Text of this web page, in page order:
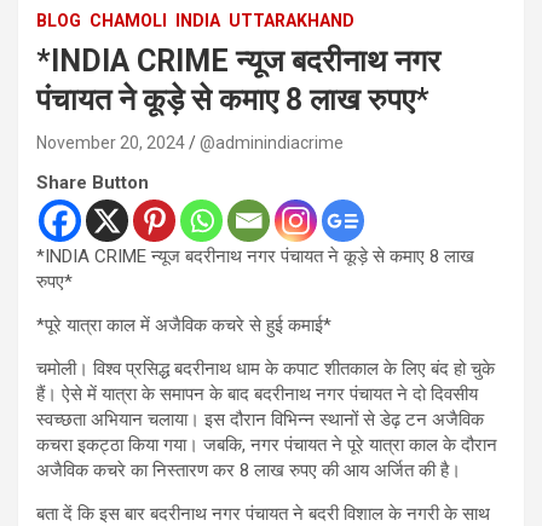
BLOG CHAMOLI INDIA UTTARAKHAND
*INDIA CRIME न्यूज बदरीनाथ नगर
पंचायत ने कूड़े से कमाए 8 लाख रुपए*
November 20, 2024 @adminindiacrime
Share Button
*INDIA CRIME न्यूज बदरीनाथ नगर पंचायत ने कूड़े से कमाए 8 लाख
रुपए*
*पूरे यात्रा काल में अजैविक कचरे से हुई कमाई*
चमोली। विश्व प्रसिद्ध बदरीनाथ धाम के कपाट शीतकाल के लिए बंद हो चुके
हैं। ऐसे में यात्रा के समापन के बाद बदरीनाथ नगर पंचायत ने दो दिवसीय
स्वच्छता अभियान चलाया। इस दौरान विभिन्न स्थानों से डेढ़ टन अजैविक
कचरा इकट्ठा किया गया। जबकि, नगर पंचायत ने पूरे यात्रा काल के दौरान
अजैविक कचरे का निस्तारण कर 8 लाख रुपए की आय अर्जित की है।
बता दें कि इस बार बदरीनाथ नगर पंचायत ने बदरी विशाल के नगरी के साथ